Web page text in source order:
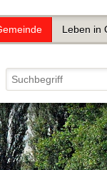
Leben in